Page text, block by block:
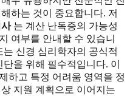
하는 것이 중요합니다. 저
는 계산 난독증의 가능성
여부를 안내할 수 있습니
신경 심리학자의 공식적
을 위해 필수적입니다. 이
하고 특정 어려움 영역을 정
지원 계획으로 이어지는